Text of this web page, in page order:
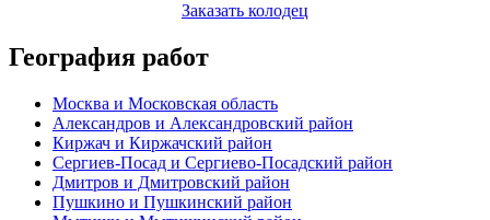
Заказать колодец
География работ
Москва и Московская область
Александров и Александровский район
Киржач и Киржачский район
Сергиев-Посад и Сергиево-Посадский район
Дмитров и Дмитровский район
Пушкино и Пушкинский район